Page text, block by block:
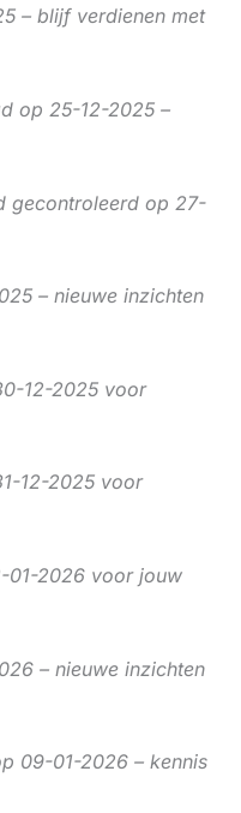
– blijf verdienen met
op 25-12-2025 –
gecontroleerd op 27-
– nieuwe inzichten
12-2025 voor
12-2025 voor
01-2026 voor jouw
– nieuwe inzichten
09-01-2026 – kennis